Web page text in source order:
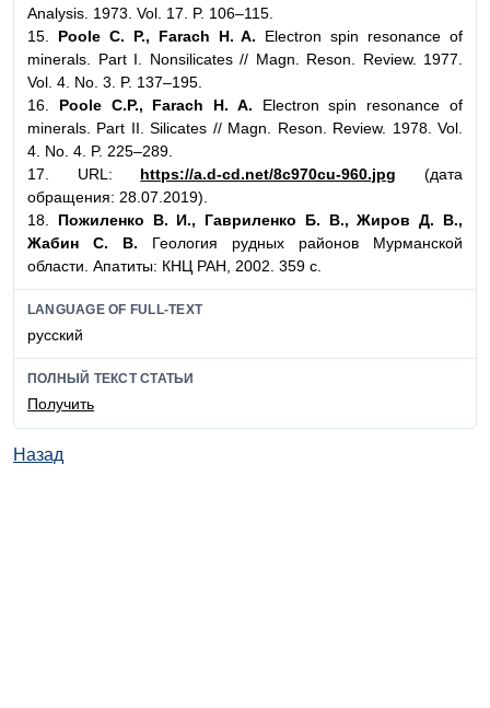
Analysis. 1973. Vol. 17. P. 106–115.
15. Poole C. P., Farach H. A. Electron spin resonance of
minerals. Part I. Nonsilicates // Magn. Reson. Review. 1977.
Vol. 4. No. 3. P. 137–195.
16. Poole C.P., Farach H. A. Electron spin resonance of
minerals. Part II. Silicates // Magn. Reson. Review. 1978. Vol.
4. No. 4. P. 225–289.
17. URL: https://a.d-cd.net/8c970cu-960.jpg (дата
обращения: 28.07.2019).
18. Пожиленко В. И., Гавриленко Б. В., Жиров Д. В.,
Жабин С. В. Геология рудных районов Мурманской
области. Апатиты: КНЦ РАН, 2002. 359 с.
LANGUAGE OF FULL-TEXT
русский
ПОЛНЫЙ ТЕКСТ СТАТЬИ
Получить
Назад